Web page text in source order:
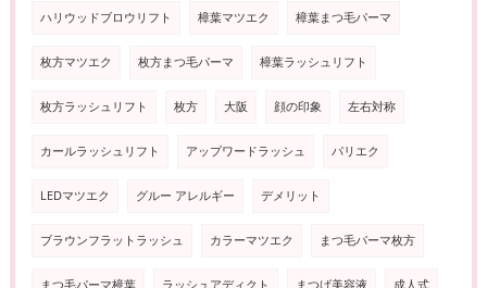
ハリウッドブロウリフト 樟葉マツエク 樟葉まつ毛パーマ
枚方マツエク 枚方まつ毛パーマ 樟葉ラッシュリフト
枚方ラッシュリフト 枚方 大阪 顔の印象 左右対称
カールラッシュリフト アップワードラッシュ パリエク
LEDマツエク グルー アレルギー デメリット
ブラウンフラットラッシュ カラーマツエク まつ毛パーマ枚方
まつ毛パーマ樟葉 ラッシュアディクト まつげ美容液 成人式